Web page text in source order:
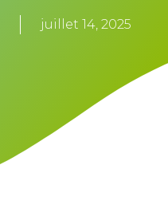
juillet 14, 2025